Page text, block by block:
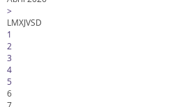
>
LMXJVSD
1
2
3
4
5
6